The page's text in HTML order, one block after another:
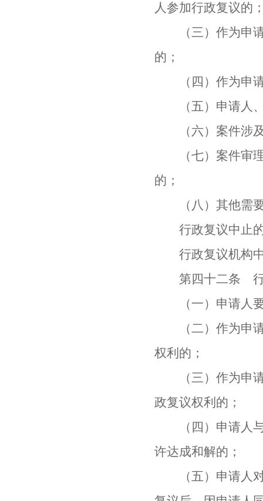
人参加行政复议的
（三）作为申请
的；
（四）作为申请
（五）申请人、
（六）案件涉及
（七）案件审理
的；
（八）其他需要
行政复议中止的
行政复议机构中
第四十二条 行政
（一）申请人要
（二）作为申请
权利的；
（三）作为申请
政复议权利的；
（四）申请人与
许达成和解的；
（五）申请人对